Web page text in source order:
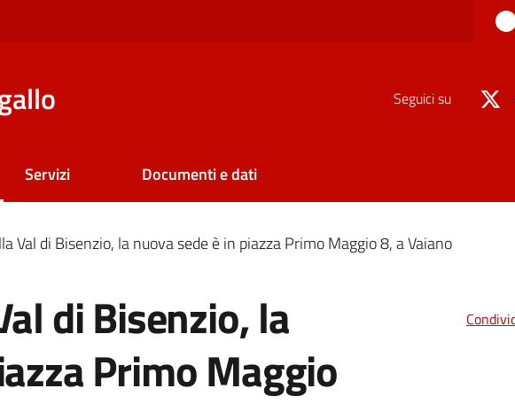
Seguici su
Servizi Documenti e dati
Val di Bisenzio, la nuova sede è in piazza Primo Maggio 8, a Vaiano
di Bisenzio, la
Primo Maggio